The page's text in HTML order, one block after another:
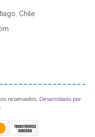
Chile
reservados. Desarrollado por
.